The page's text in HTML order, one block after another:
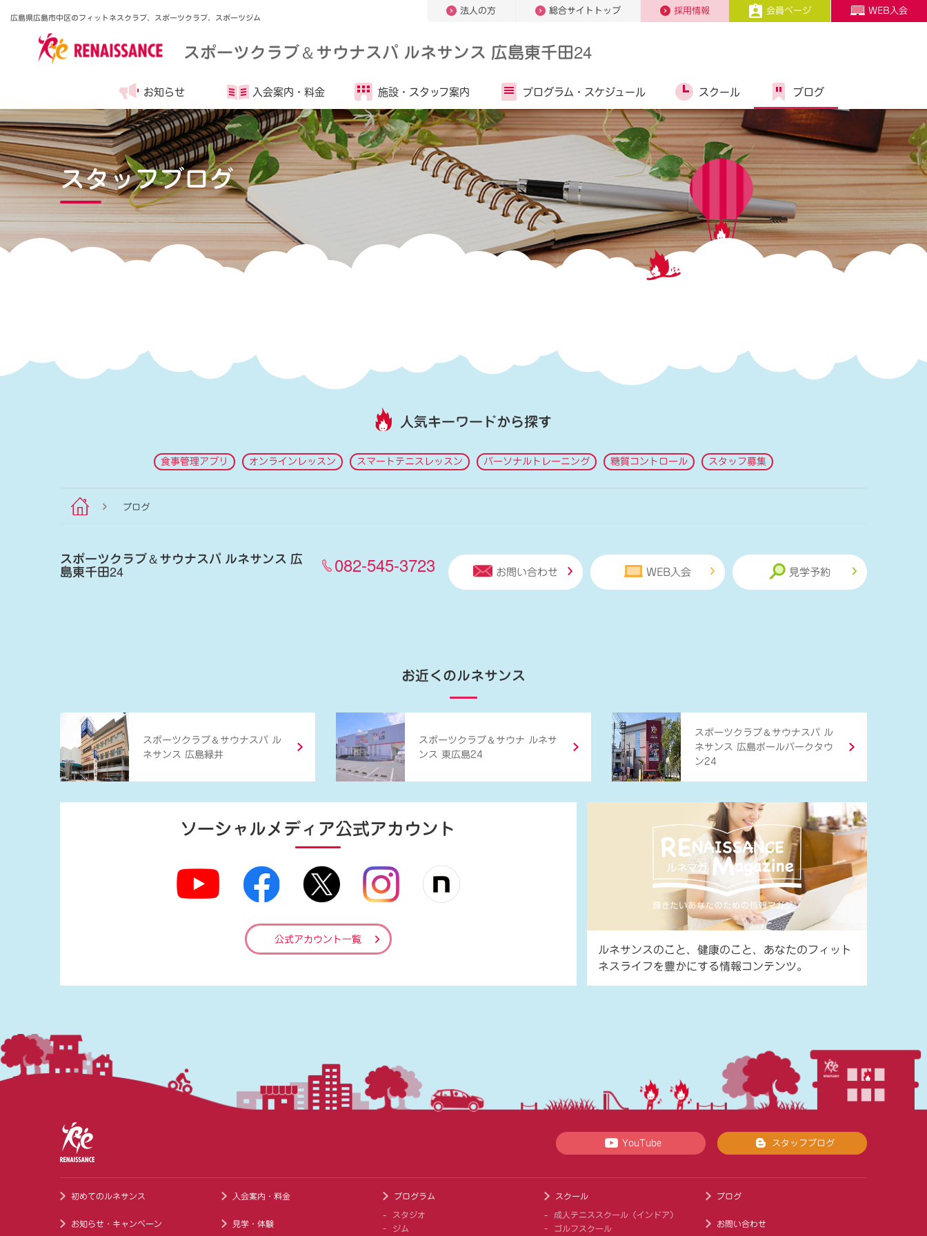
広島県広島市中区のフィットネスクラブ、スポーツクラブ、スポーツジム
法人の方 総合サイトトップ 採用情報 会員ページ WEB入会
スポーツクラブ＆サウナスパ ルネサンス 広島東千田24
お知らせ 入会案内・ 料金 施設・ スタッフ案内 プログラム・ スケジュール スクール ブログ
スタッフブログ
人気キーワードから探す
食事管理アプリ オンラインレッスン スマートテニスレッスン パーソナルトレーニング 糖質コントロール スタッフ募集
ブログ
スポーツクラブ＆サウナスパ ルネサンス 広
島東千田24 082-545-3723 お問い合わせ WEB入会 見学予約
お近くのルネサンス
スポーツクラブ ＆ サウナスパ ル
ネサンス 広島緑井
スポーツクラブ ＆ サウナ ルネサ
ンス 東広島24
スポーツクラブ ＆ サウナスパ ル
ネサンス 広島ボールパークタウ
ン24
ソーシャルメディア公式アカウント
公式アカウント一覧
ルネサンスのこと、健康のこと、あなたのフィット
ネスライフを豊かにする情報コンテンツ。
YouTube スタッフブログ
初めてのルネサンス
お知らせ・キャンペーン
入会案内・料金
見学・体験
プログラム
スタジオ
ジム
スクール
成人テニススクール（インドア）
ゴルフスクール
ブログ
お問い合わせ